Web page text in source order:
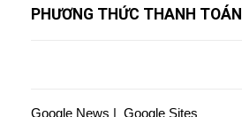
PHƯƠNG THỨC THANH TOÁN
Google News | Google Sites